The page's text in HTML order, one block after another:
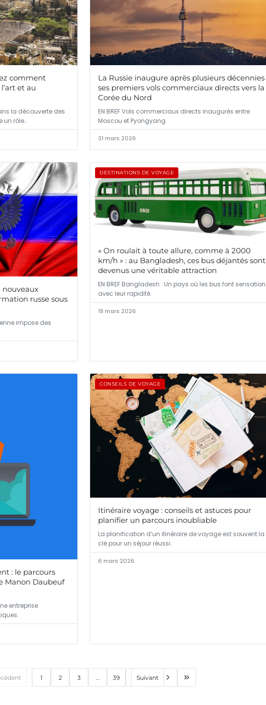
comment
et au
la découverte des
un rôle…
La Russie inaugure après plusieurs décennies
ses premiers vols commerciaux directs vers la
Corée du Nord
EN BREF Vols commerciaux directs inaugurés entre
Moscou et Pyongyang.
31 mars 2026
nouveaux
russe sous
impose des
DESTINATIONS DE VOYAGE
« On roulait à toute allure, comme à 2000
km/h » : au Bangladesh, ces bus déjantés sont
devenus une véritable attraction
EN BREF Bangladesh : Un pays où les bus font sensation
avec leur rapidité.
18 mars 2026
: le parcours
Manon Daubeuf
entreprise
CONSEILS DE VOYAGE
Itinéraire voyage : conseils et astuces pour
planifier un parcours inoubliable
La planification d’un itinéraire de voyage est souvent la
clé pour un séjour réussi.
6 mars 2026
1 2 3 ... 39 Suivant